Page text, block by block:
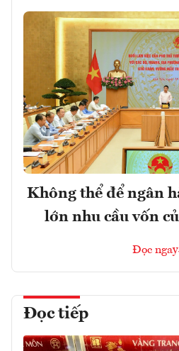
Không thể để ngân
lớn nhu cầu vốn
Đọc ngay
Đọc tiếp